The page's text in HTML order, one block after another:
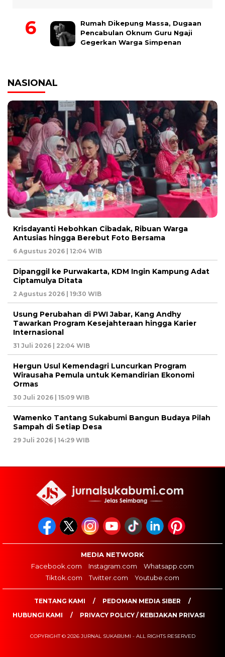
Rumah Dikepung Massa, Dugaan
Pencabulan Oknum Guru Ngaji
Gegerkan Warga Simpenan
NASIONAL
Krisdayanti Hebohkan Cibadak, Ribuan Warga
Antusias hingga Berebut Foto Bersama
6 Agustus 2026 | 12:04 WIB
Dipanggil ke Purwakarta, KDM Ingin Kampung Adat
Ciptamulya Ditata
2 Agustus 2026 | 19:30 WIB
Usung Perubahan di PWI Jabar, Kang Andhy
Tawarkan Program Kesejahteraan hingga Karier
Internasional
31 Juli 2026 | 22:04 WIB
Hergun Usul Kemendagri Luncurkan Program
Wirausaha Pemula untuk Kemandirian Ekonomi
Ormas
30 Juli 2026 | 15:09 WIB
Wamenko Tantang Sukabumi Bangun Budaya Pilah
Sampah di Setiap Desa
29 Juli 2026 | 14:29 WIB
MEDIA NETWORK
Facebook.com
Instagram.com
Whatsapp.com
Tiktok.com
Twitter.com Youtube.com
TENTANG KAMI
PEDOMAN MEDIA SIBER
HUBUNGI KAMI
PRIVACY POLICY / KEBIJAKAN PRIVASI
COPYRIGHT © 2026 JURNAL SUKABUMI - ALL RIGHTS RESERVED